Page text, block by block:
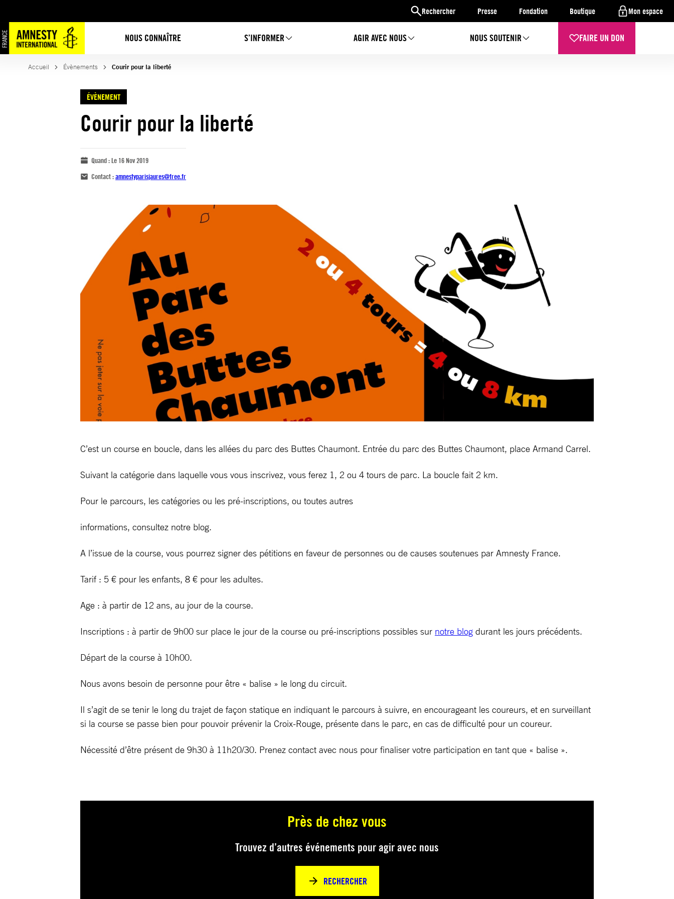
Rechercher Presse Fondation Boutique Mon espace
NOUS CONNAÎTRE S’INFORMER AGIR AVEC NOUS NOUS SOUTENIR FAIRE UN DON
Accueil Évènements Courir pour la liberté
ÉVÈNEMENT
Courir pour la liberté
Quand :Le 16 Nov 2019
Contact :amnestyparisjaures@free.fr
C’est un course en boucle, dans les allées du parc des Buttes Chaumont. Entrée du parc des Buttes Chaumont, place Armand Carrel.
Suivant la catégorie dans laquelle vous vous inscrivez, vous ferez 1, 2 ou 4 tours de parc. La boucle fait 2 km.
Pour le parcours, les catégories ou les pré-inscriptions, ou toutes autres
informations, consultez notre blog.
A l’issue de la course, vous pourrez signer des pétitions en faveur de personnes ou de causes soutenues par Amnesty France.
Tarif : 5 € pour les enfants, 8 € pour les adultes.
Age : à partir de 12 ans, au jour de la course.
Inscriptions : à partir de 9h00 sur place le jour de la course ou pré-inscriptions possibles sur notre blog durant les jours précédents.
Départ de la course à 10h00.
Nous avons besoin de personne pour être « balise » le long du circuit.
Il s’agit de se tenir le long du trajet de façon statique en indiquant le parcours à suivre, en encourageant les coureurs, et en surveillant
si la course se passe bien pour pouvoir prévenir la Croix-Rouge, présente dans le parc, en cas de difficulté pour un coureur.
Nécessité d’être présent de 9h30 à 11h20/30. Prenez contact avec nous pour finaliser votre participation en tant que « balise ».
Près de chez vous
Trouvez d’autres événements pour agir avec nous
RECHERCHER